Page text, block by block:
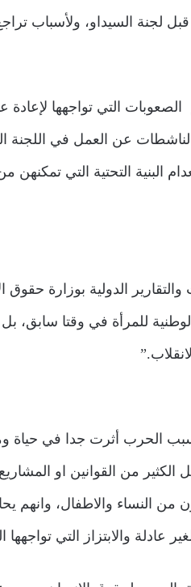
لجنة السيداو، ولأسباب
التي تواجهها لإعادة
الناشطات عن العمل في
البنية التحتية التي
الدولية بوزارة حقوق
للمرأة في وقتا
الحرب أثرت جدا في حياة
من القوانين او المشاريع
من النساء والاطفال، وانهم
والابتزاز التي تواجهها